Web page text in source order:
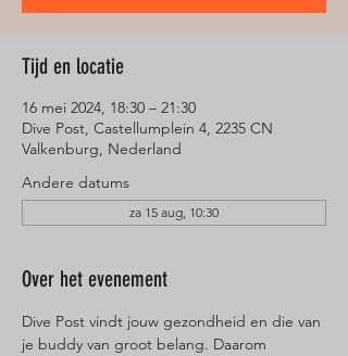
Tijd en locatie
16 mei 2024, 18:30 – 21:30
Dive Post, Castellumplein 4, 2235 CN
Valkenburg, Nederland
Andere datums
za 15 aug, 10:30
Over het evenement
Dive Post vindt jouw gezondheid en die van
je buddy van groot belang. Daarom